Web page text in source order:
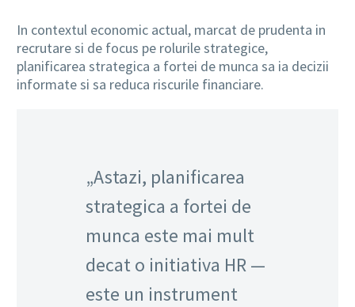
In contextul economic actual, marcat de prudenta in
recrutare si de focus pe rolurile strategice,
planificarea strategica a fortei de munca sa ia decizii
informate si sa reduca riscurile financiare.
„Astazi, planificarea
strategica a fortei de
munca este mai mult
decat o initiativa HR —
este un instrument